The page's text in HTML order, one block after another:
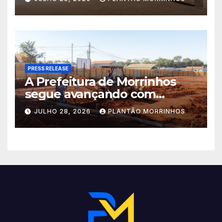
Municipal Eudóxio de
Figueiredo avança em ritmo
acelerado e já ganha forma.
PRESS RELEASE
A Prefeitura de Morrinhos
segue avançando com
importantes investimentos
no Setor Arca de Noé.
JULHO 28, 2026 PLANTÃO MORRINHOS